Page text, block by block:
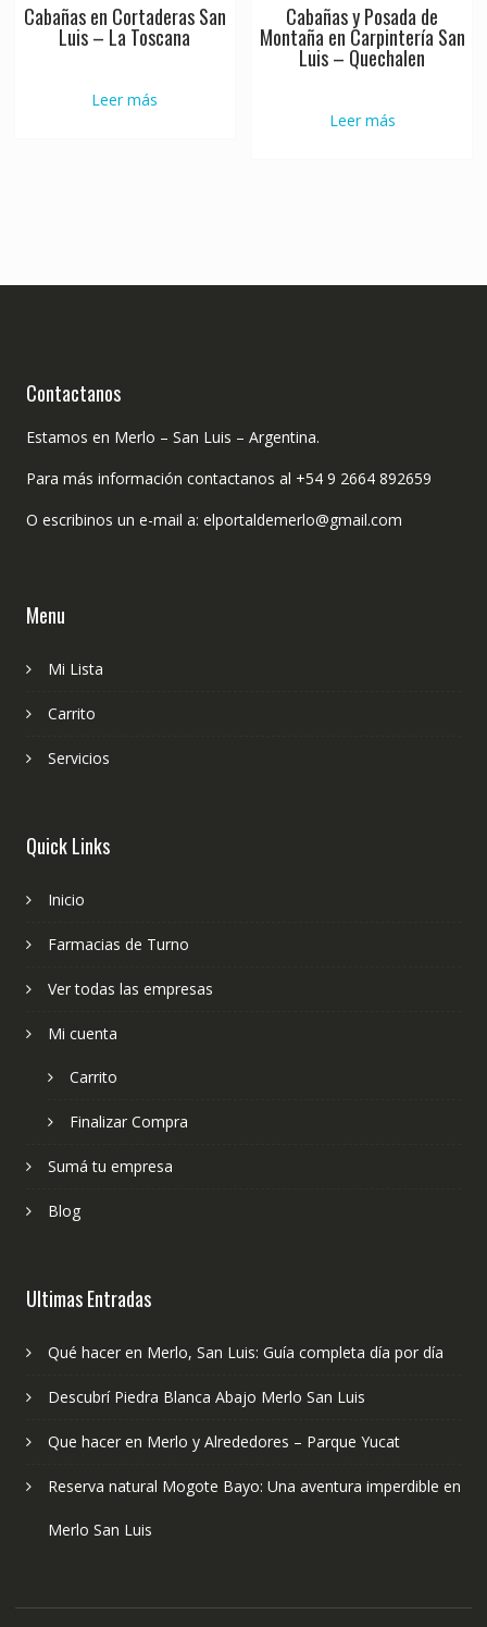
Cabañas en Cortaderas San
Luis – La Toscana
Leer más
Cabañas y Posada de
Montaña en Carpintería San
Luis – Quechalen
Leer más
Contactanos
Estamos en Merlo – San Luis – Argentina.
Para más información contactanos al +54 9 2664 892659
O escribinos un e-mail a: elportaldemerlo@gmail.com
Menu
Mi Lista
Carrito
Servicios
Quick Links
Inicio
Farmacias de Turno
Ver todas las empresas
Mi cuenta
Carrito
Finalizar Compra
Sumá tu empresa
Blog
Ultimas Entradas
Qué hacer en Merlo, San Luis: Guía completa día por día
Descubrí Piedra Blanca Abajo Merlo San Luis
Que hacer en Merlo y Alrededores – Parque Yucat
Reserva natural Mogote Bayo: Una aventura imperdible en
Merlo San Luis